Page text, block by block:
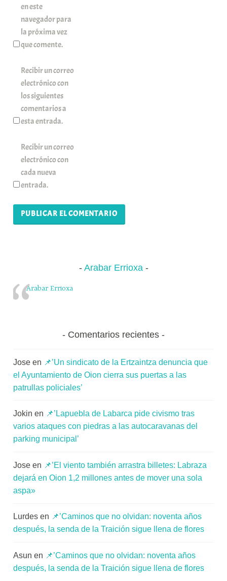
en este
navegador para
la próxima vez
que comente.
Recibir un correo
electrónico con
los siguientes
comentarios a
esta entrada.
Recibir un correo
electrónico con
cada nueva
entrada.
Arabar Errioxa
Arabar Errioxa
Comentarios recientes
Jose en 📌’Un sindicato de la Ertzaintza denuncia que
el Ayuntamiento de Oion cierra sus puertas a las
patrullas policiales’
Jokin en 📌’Lapuebla de Labarca pide civismo tras
varios ataques con piedras a las autocaravanas del
parking municipal’
Jose en 📌’El viento también arrastra billetes: Labraza
dejará en Oion 1,2 millones antes de mover una sola
aspa»
Lurdes en 📌’Caminos que no olvidan: noventa años
después, la senda de la Traición sigue llena de flores
Asun en 📌’Caminos que no olvidan: noventa años
después, la senda de la Traición sigue llena de flores